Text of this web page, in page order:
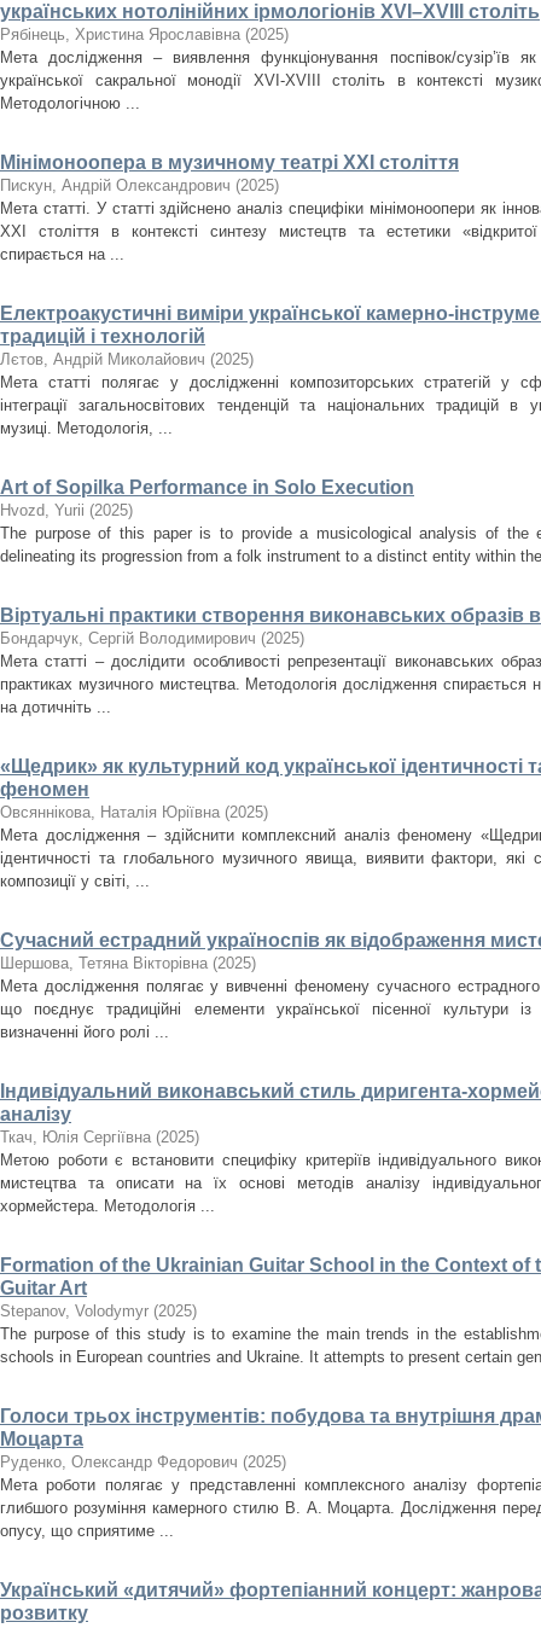
українських нотолінійних ірмологіонів XVI–XVIII століть
Рябінець, Христина Ярославівна (2025)
Мета дослідження – виявлення функціонування поспівок/сузір’їв
української сакральної монодії XVI-XVIII cтоліть в контексті
Методологічною ...
Мінімоноопера в музичному театрі ХХІ століття
Пискун, Андрій Олександрович (2025)
Мета статті. У статті здійснено аналіз специфіки мінімоноопери як
ХХІ століття в контексті синтезу мистецтв та естетики
спирається на ...
Електроакустичні виміри української камерно-
традицій і технологій
Лєтов, Андрій Миколайович (2025)
Мета статті полягає у дослідженні композиторських стратегій у
інтеграції загальносвітових тенденцій та національних традицій в
музиці. Методологія, ...
Art of Sopilka Performance in Solo Execution
Нvozd, Yurii (2025)
The purpose of this paper is to provide a musicological analysis of the
delineating its progression from a folk instrument to a distinct entity within
Віртуальні практики створення виконавських образів
Бондарчук, Сергій Володимирович (2025)
Мета статті – дослідити особливості репрезентації виконавських
практиках музичного мистецтва. Методологія дослідження спирається
на дотичніть ...
«Щедрик» як культурний код української ідентичності
феномен
Овсяннікова, Наталія Юріївна (2025)
Мета дослідження – здійснити комплексний аналіз феномену
ідентичності та глобального музичного явища, виявити фактори,
композиції у світі, ...
Сучасний естрадний україноспів як відображення
Шершова, Тетяна Вікторівна (2025)
Мета дослідження полягає у вивченні феномену сучасного
що поєднує традиційні елементи української пісенної культури
визначенні його ролі ...
Індивідуальний виконавський стиль диригента-
аналізу
Ткач, Юлія Сергіївна (2025)
Метою роботи є встановити специфіку критеріїв індивідуального
мистецтва та описати на їх основі методів аналізу
хормейстера. Методологія ...
Formation of the Ukrainian Guitar School in the Context of
Guitar Art
Stepanov, Volodymyr (2025)
The purpose of this study is to examine the main trends in the
schools in European countries and Ukraine. It attempts to present certain
Голоси трьох інструментів: побудова та внутрішня
Моцарта
Руденко, Олександр Федорович (2025)
Мета роботи полягає у представленні комплексного аналізу
глибшого розуміння камерного стилю В. А. Моцарта. Дослідження
опусу, що сприятиме ...
Український «дитячий» фортепіанний концерт:
розвитку